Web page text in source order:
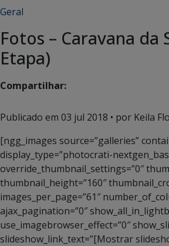
Geral
Fotos – Caravana da
Etapa)
Compartilhar:
Publicado em 03 jul 2018 • por Keila
[ngg_images source=”galleries”
display_type=”photocrati-
override_thumbnail_settings=”0″
thumbnail_height=”160″
images_per_page=”61″
ajax_pagination=”0″
use_imagebrowser_effect=”0″
slideshow_link_text=”[Mostrar